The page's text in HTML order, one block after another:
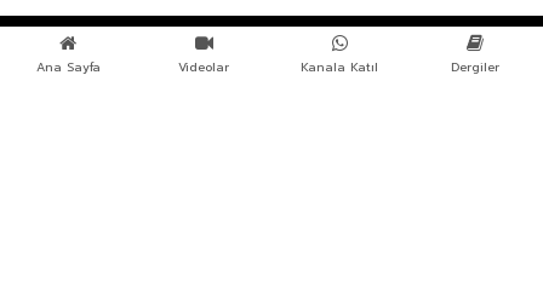
Ana Sayfa Videolar Kanala Katıl Dergiler